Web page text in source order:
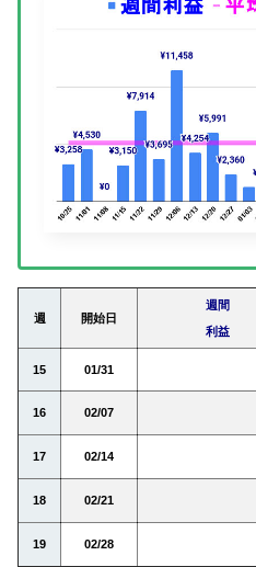
週 開始日
週間
利益
15 01/31
16 02/07
17 02/14
18 02/21
19 02/28